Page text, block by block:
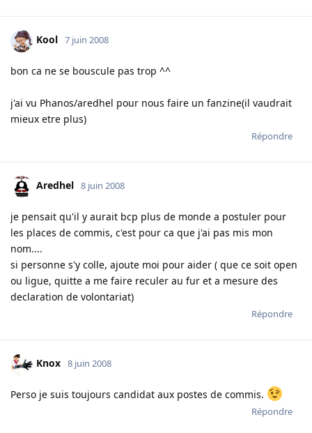
Kool 7 juin 2008
bon ca ne se bouscule pas trop ^^
j'ai vu Phanos/aredhel pour nous faire un fanzine(il vaudrait
mieux etre plus)
Répondre
Aredhel 8 juin 2008
je pensait qu'il y aurait bcp plus de monde a postuler pour
les places de commis, c'est pour ca que j'ai pas mis mon
nom....
si personne s'y colle, ajoute moi pour aider ( que ce soit open
ou ligue, quitte a me faire reculer au fur et a mesure des
declaration de volontariat)
Répondre
Knox 8 juin 2008
Perso je suis toujours candidat aux postes de commis.
Répondre